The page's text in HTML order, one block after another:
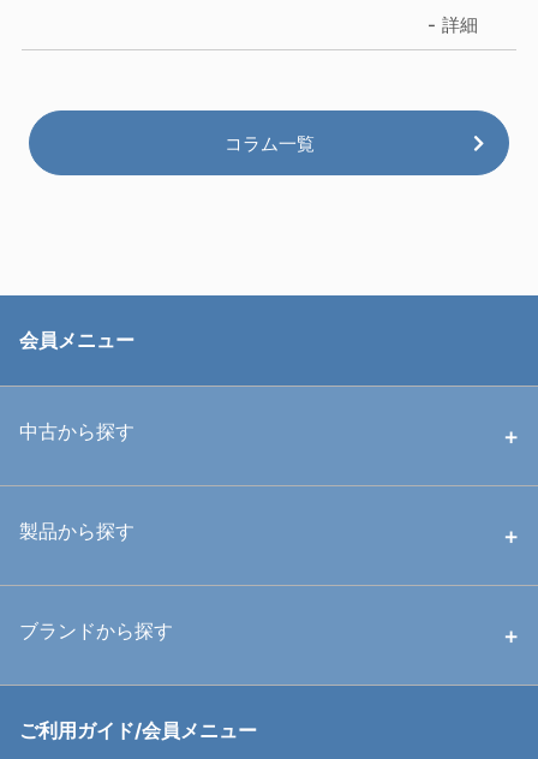
詳細
コラム一覧
会員メニュー
中古から探す
中古ハウジング
中古アームシステム
製品から探す
ハウジング
ブランドから探す
RGBlue
ご利用ガイド/会員メニュー